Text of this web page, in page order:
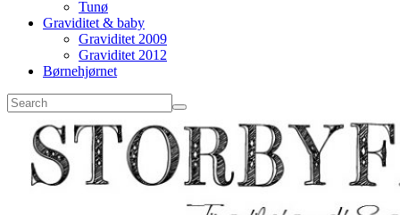
Tunø
Graviditet & baby
Graviditet 2009
Graviditet 2012
Børnehjørnet